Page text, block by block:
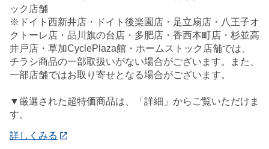
ック店舗
※ドイト西新井店・ドイト後楽園店・足立扇店・八王子オ
クトーレ店・品川旗の台店・多肥店・香西本町店・杉並高
井戸店・草加CyclePlaza館・ホームストック店舗では、
チラシ商品の一部取扱いがない場合がございます。また、
一部店舗ではお取り寄せとなる場合がございます。
▼厳選された超特価商品は、「詳細」からご覧いただけま
す。
詳しくみる